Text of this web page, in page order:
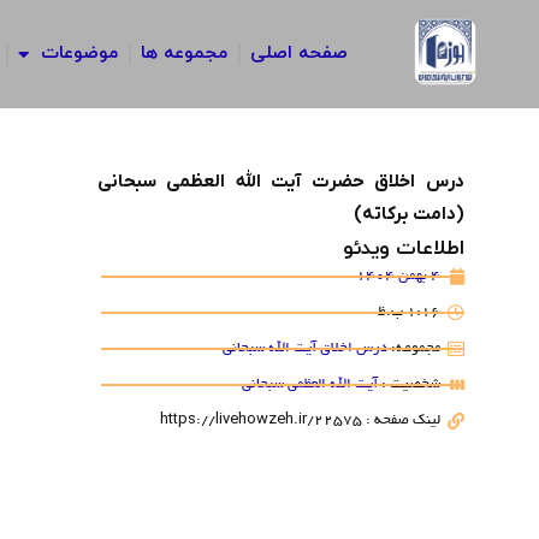
صفحه اصلی مجموعه ها موضوعات
درس اخلاق حضرت آیت الله العظمی سبحانی
(دامت برکاته)
اطلاعات ویدئو
4 بهمن 1404
1:16 ب.ظ
مجموعه:درس اخلاق آیت الله سبحانی
شخصیت :آیت الله العظمی سبحانی
لینک صفحه : https://livehowzeh.ir/22575